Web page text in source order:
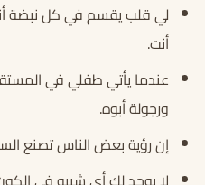
لي قلب يقسم في كل نبضة
أنت.
عندما يأتي طفلي في
ورجولة أبوه.
إن رؤية بعض الناس تصنع